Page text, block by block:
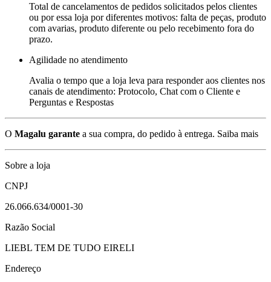
Total de cancelamentos de pedidos solicitados pelos clientes
ou por essa loja por diferentes motivos: falta de peças, produto
com avarias, produto diferente ou pelo recebimento fora do
prazo.
Agilidade no atendimento
Avalia o tempo que a loja leva para responder aos clientes nos
canais de atendimento: Protocolo, Chat com o Cliente e
Perguntas e Respostas
O Magalu garante a sua compra, do pedido à entrega. Saiba mais
Sobre a loja
CNPJ
26.066.634/0001-30
Razão Social
LIEBL TEM DE TUDO EIRELI
Endereço